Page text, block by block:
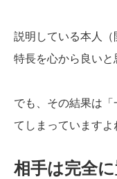
説明している本人（
特長を心から良いと
でも、その結果は
てしまっていますよ
相手は完全